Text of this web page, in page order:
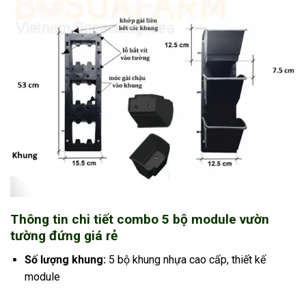
Thông tin chi tiết combo 5 bộ module vườn
tường đứng giá rẻ
Số lượng khung:5 bộ khung nhựa cao cấp, thiết kế
module